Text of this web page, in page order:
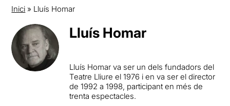
Inici » Lluís Homar
Lluís Homar
Lluís Homar va ser un dels fundadors del
Teatre Lliure el 1976 i en va ser el director
de 1992 a 1998, participant en més de
trenta espectacles.